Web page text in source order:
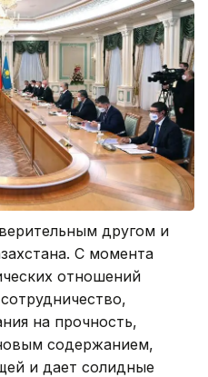
другом и
С момента
отношений
на прочность,
содержанием,
и дает солидные